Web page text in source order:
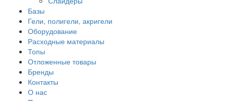
Базы
Гели, полигели, акригели
Оборудование
Расходные материалы
Топы
Отложенные товары
Бренды
Контакты
О нас